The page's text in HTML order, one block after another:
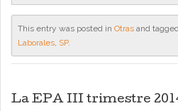
This entry was posted in Otras and tagged
Laborales, SP.
La EPA III trimestre